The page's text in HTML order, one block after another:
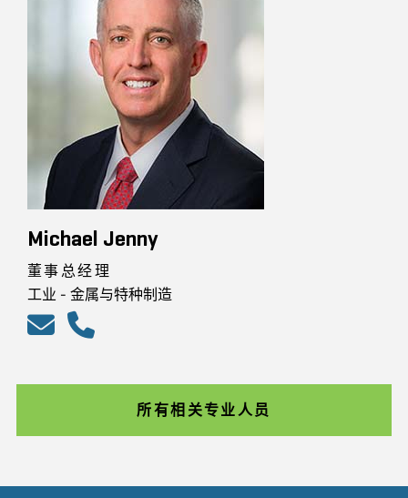
Michael Jenny
董事总经理
工业 - 金属与特种制造
所有相关专业人员